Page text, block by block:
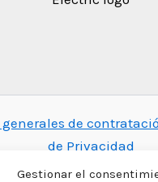
Gestionar el
de
de Privacidad